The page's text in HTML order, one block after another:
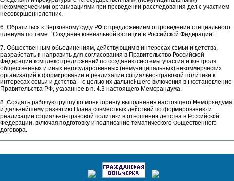
некоммерческими организациями при проведении расследования дел с участием
несовершеннолетних.
6. Обратиться к Верховному суду РФ с предложением о проведении специального
пленума по теме: “Создание ювенальной юстиции в Российской Федерации”.
7. Общественным объединениям, действующим в интересах семьи и детства,
разработать и направить для согласования в Правительство Российской
Федерации комплекс предложений по созданию системы участия и контроля
общественных и иных негосударственных (немуниципальных) некоммерческих
организаций в формировании и реализации социально-правовой политики в
интересах семьи и детства – с целью их дальнейшего включения в Постановление
Правительства РФ, указанное в п. 4.3 настоящего Меморандума.
8. Создать рабочую группу по мониторингу выполнения настоящего Меморандума
и дальнейшему развитию Плана совместных действий по формированию и
реализации социально-правовой политики в отношении детства в Российской
Федерации, включая подготовку и подписание тематического Общественного
договора.